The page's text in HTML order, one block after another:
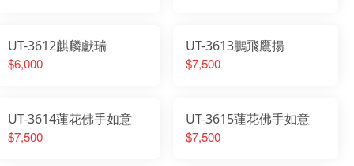
UT-3612麒麟獻瑞
$6,000
UT-3613鵬飛鷹揚
$7,500
UT-3614蓮花佛手如意
$7,500
UT-3615蓮花佛手如意
$7,500